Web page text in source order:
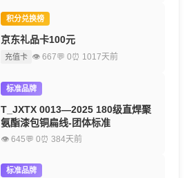
积分兑换榜
京东礼品卡100元
充值卡 👁 667💬 0⏰ 1017天前
标准品牌
T_JXTX 0013—2025 180级直焊聚
氨酯漆包铜扁线-团体标准
👁 645💬 0⏰ 384天前
标准品牌